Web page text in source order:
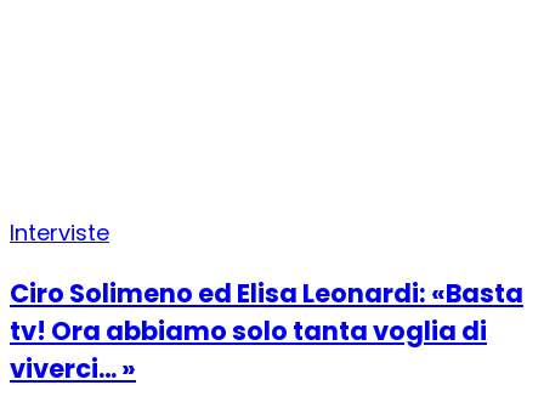
Interviste
Ciro Solimeno ed Elisa Leonardi: «Basta
tv! Ora abbiamo solo tanta voglia di
viverci… »